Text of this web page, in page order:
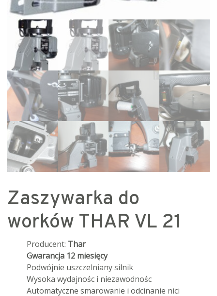
Zaszywarka do
worków THAR VL 21
Producent: Thar
Gwarancja 12 miesięcy
Podwójnie uszczelniany silnik
Wysoka wydajnośc i niezawodnośc
Automatyczne smarowanie i odcinanie nici